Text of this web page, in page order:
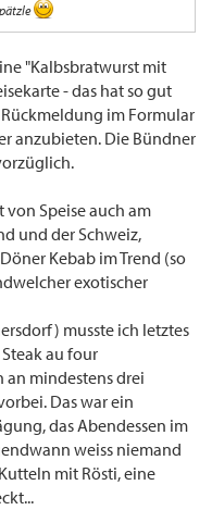
"Kalbsbratwurst mit
- das hat so gut
im Formular
anzubieten. Die Bündner
Speise auch am
und der Schweiz,
Kebab im Trend (so
exotischer
musste ich letztes
au four
mindestens drei
Das war ein
das Abendessen im
weiss niemand
mit Rösti, eine